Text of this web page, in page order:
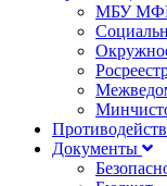
МБУ
Документы